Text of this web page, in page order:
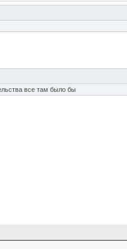
все там было бы